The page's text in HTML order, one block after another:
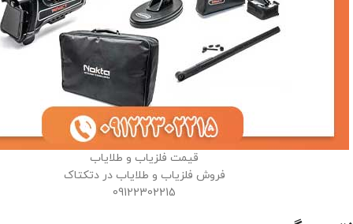
قیمت فلزیاب و طلایاب
فروش فلزیاب و طلایاب در دتکتاک
09122302215